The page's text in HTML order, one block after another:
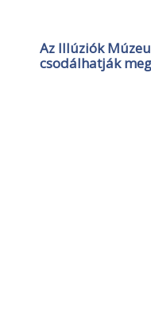
Az Illúziók
csodálhatják